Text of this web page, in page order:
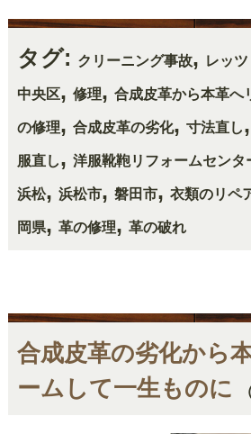
タグ: クリーニング事故, レッ
中央区, 修理, 合成皮革から本革へ
の修理, 合成皮革の劣化, 寸法直し,
服直し, 洋服靴鞄リフォームセンタ
浜松, 浜松市, 磐田市, 衣類のリペ
岡県, 革の修理, 革の破れ
合成皮革の劣化から
ームして一生ものに